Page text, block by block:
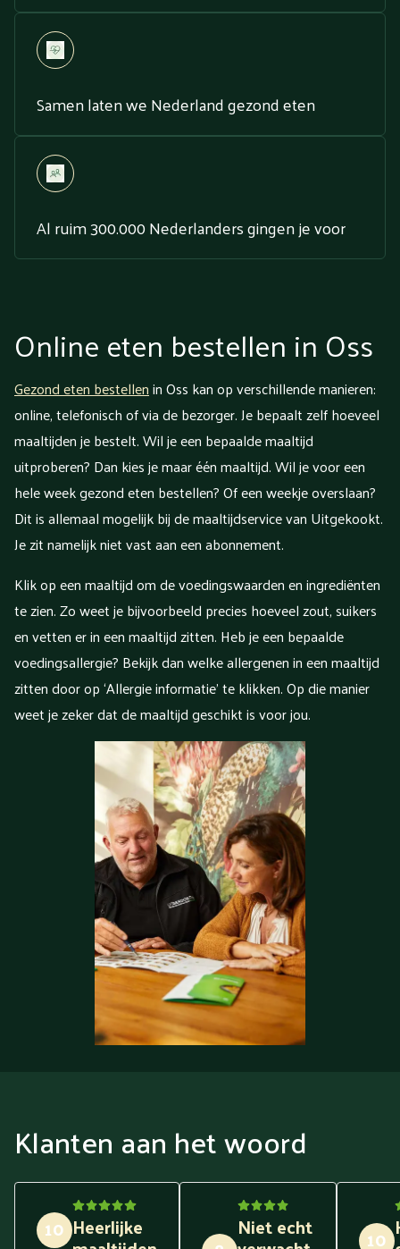
Samen laten we Nederland gezond eten
Al ruim 300.000 Nederlanders gingen je voor
Online eten bestellen in Oss
Gezond eten bestellenin Oss kan op verschillende manieren:
online, telefonisch of via de bezorger. Je bepaalt zelf hoeveel
maaltijden je bestelt. Wil je een bepaalde maaltijd
uitproberen? Dan kies je maar één maaltijd. Wil je voor een
hele week gezond eten bestellen? Of een weekje overslaan?
Dit is allemaal mogelijk bij de maaltijdservice van Uitgekookt.
Je zit namelijk niet vast aan een abonnement.
Klik op een maaltijd om de voedingswaarden en ingrediënten
te zien. Zo weet je bijvoorbeeld precies hoeveel zout, suikers
en vetten er in een maaltijd zitten. Heb je een bepaalde
voedingsallergie? Bekijk dan welke allergenen in een maaltijd
zitten door op ‘Allergie informatie’ te klikken. Op die manier
weet je zeker dat de maaltijd geschikt is voor jou.
Klanten aan het woord
10 Heerlijke Niet echt 10